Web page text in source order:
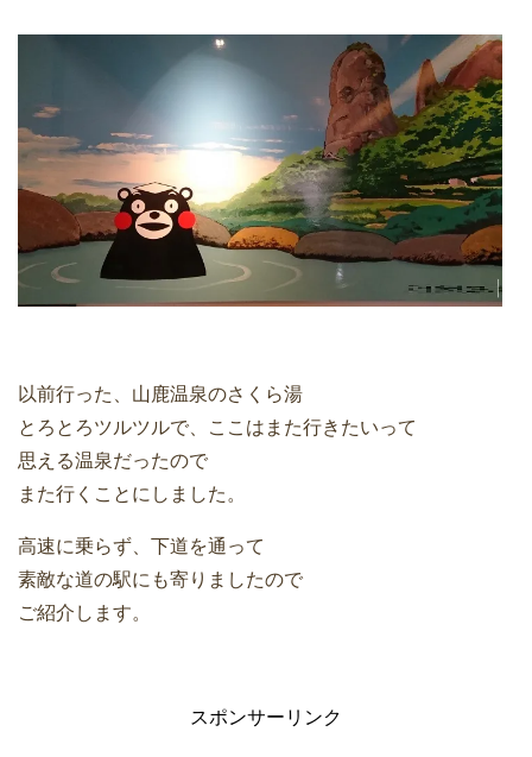
以前行った、山鹿温泉のさくら湯
とろとろツルツルで、ここはまた行きたいって
思える温泉だったので
また行くことにしました。
高速に乗らず、下道を通って
素敵な道の駅にも寄りましたので
ご紹介します。
スポンサーリンク